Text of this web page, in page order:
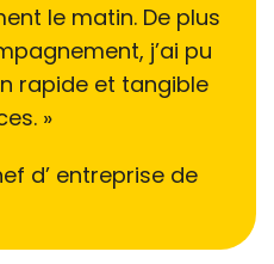
le matin. De plus
j’ai pu
rapide et tangible
»
d’ entreprise de